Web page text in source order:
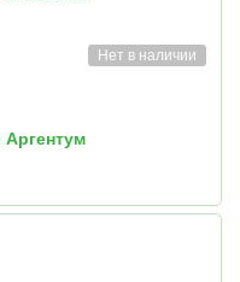
Нет в наличии
Аргентум